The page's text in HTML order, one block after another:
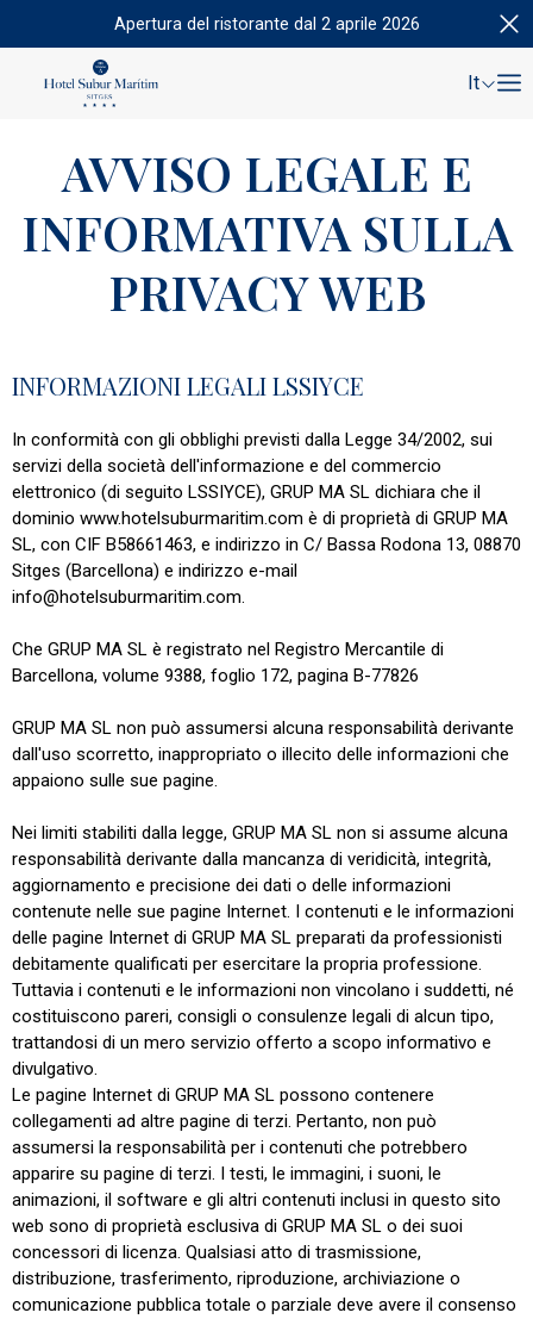
Apertura del ristorante dal 2 aprile 2026
It
AVVISO LEGALE E
INFORMATIVA SULLA
PRIVACY WEB
INFORMAZIONI LEGALI LSSIYCE
In conformità con gli obblighi previsti dalla Legge 34/2002, sui
servizi della società dell'informazione e del commercio
elettronico (di seguito LSSIYCE), GRUP MA SL dichiara che il
dominio www.hotelsuburmaritim.com è di proprietà di GRUP MA
SL, con CIF B58661463, e indirizzo in C/ Bassa Rodona 13, 08870
Sitges (Barcellona) e indirizzo e-mail
info@hotelsuburmaritim.com.
Che GRUP MA SL è registrato nel Registro Mercantile di
Barcellona, ​​volume 9388, foglio 172, pagina B-77826
GRUP MA SL non può assumersi alcuna responsabilità derivante
dall'uso scorretto, inappropriato o illecito delle informazioni che
appaiono sulle sue pagine.
Nei limiti stabiliti dalla legge, GRUP MA SL non si assume alcuna
responsabilità derivante dalla mancanza di veridicità, integrità,
aggiornamento e precisione dei dati o delle informazioni
contenute nelle sue pagine Internet. I contenuti e le informazioni
delle pagine Internet di GRUP MA SL preparati da professionisti
debitamente qualificati per esercitare la propria professione.
Tuttavia i contenuti e le informazioni non vincolano i suddetti, né
costituiscono pareri, consigli o consulenze legali di alcun tipo,
trattandosi di un mero servizio offerto a scopo informativo e
divulgativo.
Le pagine Internet di GRUP MA SL possono contenere
collegamenti ad altre pagine di terzi. Pertanto, non può
assumersi la responsabilità per i contenuti che potrebbero
apparire su pagine di terzi. I testi, le immagini, i suoni, le
animazioni, il software e gli altri contenuti inclusi in questo sito
web sono di proprietà esclusiva di GRUP MA SL o dei suoi
concessori di licenza. Qualsiasi atto di trasmissione,
distribuzione, trasferimento, riproduzione, archiviazione o
comunicazione pubblica totale o parziale deve avere il consenso